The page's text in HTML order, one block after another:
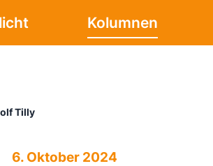
Kolumnen
Tilly
6. Oktober 2024